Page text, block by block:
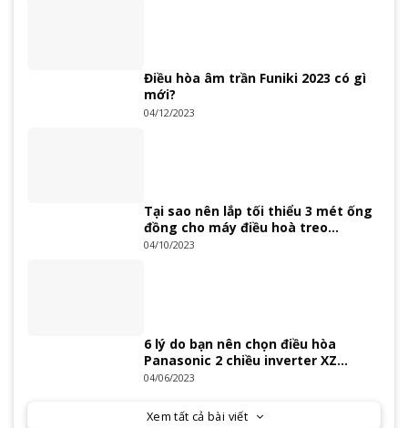
Điều hòa âm trần Funiki 2023 có gì
mới?
04/12/2023
Tại sao nên lắp tối thiểu 3 mét ống
đồng cho máy điều hoà treo
tường?
04/10/2023
6 lý do bạn nên chọn điều hòa
Panasonic 2 chiều inverter XZ
Series 2023
04/06/2023
Xem tất cả bài viết